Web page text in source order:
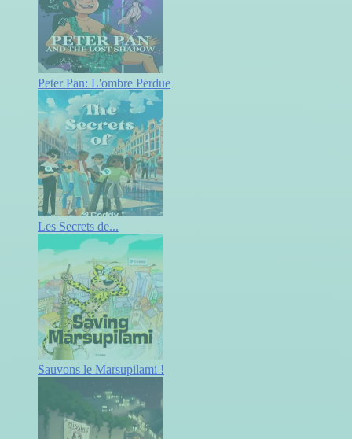
Peter Pan: L'ombre Perdue
Les Secrets de...
Sauvons le Marsupilami !